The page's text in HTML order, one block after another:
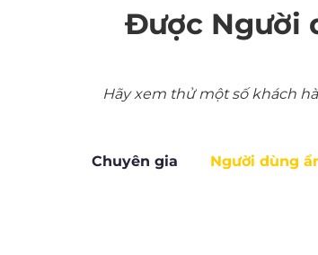
Được Người
Hãy xem thử một số khách
Chuyên gia Người dùng